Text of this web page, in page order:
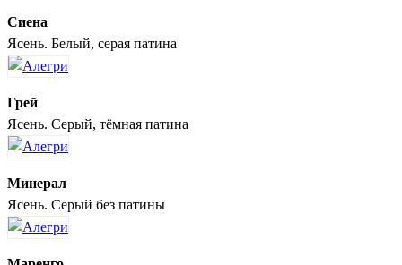
Сиена
Ясень. Белый, серая патина
Грей
Ясень. Серый, тёмная патина
Минерал
Ясень. Серый без патины